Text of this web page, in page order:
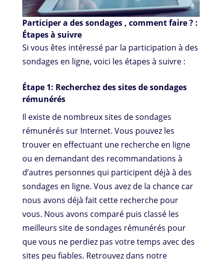
Participer a des sondages , comment faire ? :
Étapes à suivre
Si vous êtes intéressé par la participation à des
sondages en ligne, voici les étapes à suivre :
Étape 1: Recherchez des sites de sondages
rémunérés
Il existe de nombreux sites de sondages
rémunérés sur Internet. Vous pouvez les
trouver en effectuant une recherche en ligne
ou en demandant des recommandations à
d’autres personnes qui participent déjà à des
sondages en ligne. Vous avez de la chance car
nous avons déjà fait cette recherche pour
vous. Nous avons comparé puis classé les
meilleurs site de sondages rémunérés pour
que vous ne perdiez pas votre temps avec des
sites peu fiables. Retrouvez dans notre